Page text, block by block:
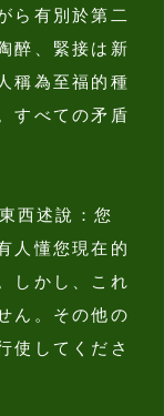
ら有別於第二
醉、緊接は新
稱為至福的種
すべての矛盾
西述說：您
人懂您現在的
しかし、これ
ん。その他の
使してくださ